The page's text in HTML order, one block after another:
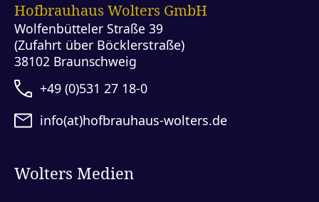
Hofbrauhaus Wolters GmbH
Wolfenbütteler Straße 39
(Zufahrt über Böcklerstraße)
38102 Braunschweig
+49 (0)531 27 18-0
info(at)hofbrauhaus-wolters.de
Wolters Medien